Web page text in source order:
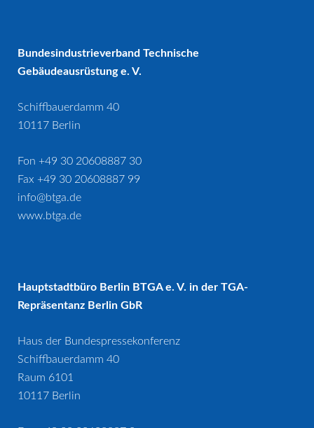
Bundesindustrieverband Technische
Gebäudeausrüstung e. V.
Schiffbauerdamm 40
10117 Berlin
Fon +49 30 20608887 30
Fax +49 30 20608887 99
info@btga.de
www.btga.de
Hauptstadtbüro Berlin BTGA e. V. in der TGA-
Repräsentanz Berlin GbR
Haus der Bundespressekonferenz
Schiffbauerdamm 40
Raum 6101
10117 Berlin